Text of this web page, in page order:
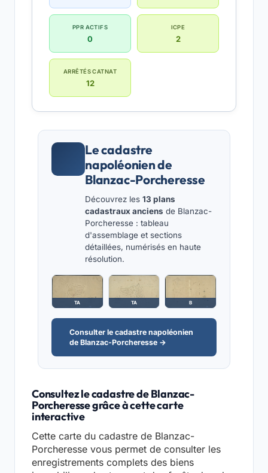
PPR ACTIFS
0
ICPE
2
ARRÊTÉS CATNAT
12
Le cadastre
napoléonien de
Blanzac-Porcheresse
Découvrez les 13 plans
cadastraux anciens de Blanzac-
Porcheresse : tableau
d'assemblage et sections
détaillées, numérisés en haute
résolution.
TA TA B
Consulter le cadastre napoléonien
de Blanzac-Porcheresse →
Consultez le cadastre de Blanzac-
Porcheresse grâce à cette carte
interactive
Cette carte du cadastre de Blanzac-
Porcheresse vous permet de consulter les
enregistrements complets des biens